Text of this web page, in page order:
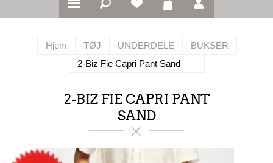
Hjem TØJ UNDERDELE
BUKSER
2-Biz Fie Capri Pant Sand
2-BIZ FIE CAPRI PANT
SAND